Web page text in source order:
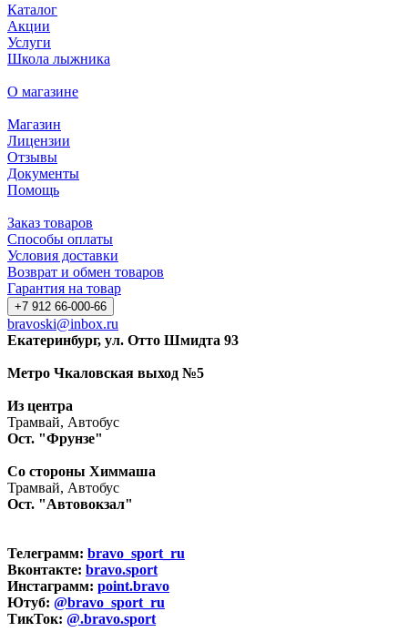
Каталог
Акции
Услуги
Школа лыжника
О магазине
Магазин
Лицензии
Отзывы
Документы
Помощь
Заказ товаров
Способы оплаты
Условия доставки
Возврат и обмен товаров
Гарантия на товар
+7 912 66-000-66
bravoski@inbox.ru
Екатеринбург, ул. Отто Шмидта 93
Метро Чкаловская выход №5
Из центра
Трамвай, Автобус
Ост. "Фрунзе"
Со стороны Химмаша
Трамвай, Автобус
Ост. "Автовокзал"
Телеграмм: bravo_sport_ru
Вконтакте: bravo.sport
Инстаграмм: point.bravo
Ютуб: @bravo_sport_ru
ТикТок: @.bravo.sport